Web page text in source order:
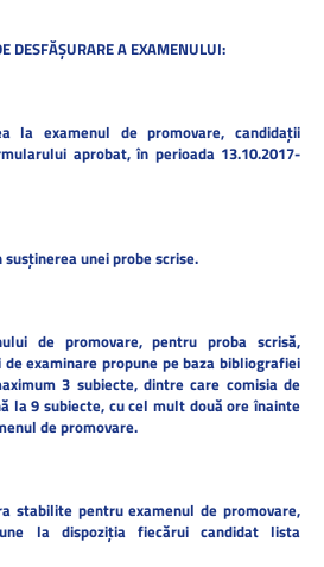
DESFĂȘURARE A EXAMENULUI:
la examenul de promovare, candidații
aprobat, în perioada 13.10.2017-
susținerea unei probe scrise.
de promovare, pentru proba scrisă,
examinare propune pe baza bibliografiei
3 subiecte, dintre care comisia de
la 9 subiecte, cu cel mult două ore înainte
de promovare.
stabilite pentru examenul de promovare,
la dispoziţia fiecărui candidat lista